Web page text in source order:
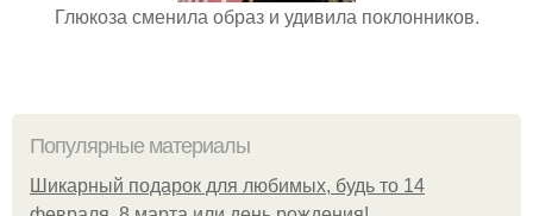
Глюкоза сменила образ и удивила поклонников.
Популярные материалы
Шикарный подарок для любимых, будь то 14